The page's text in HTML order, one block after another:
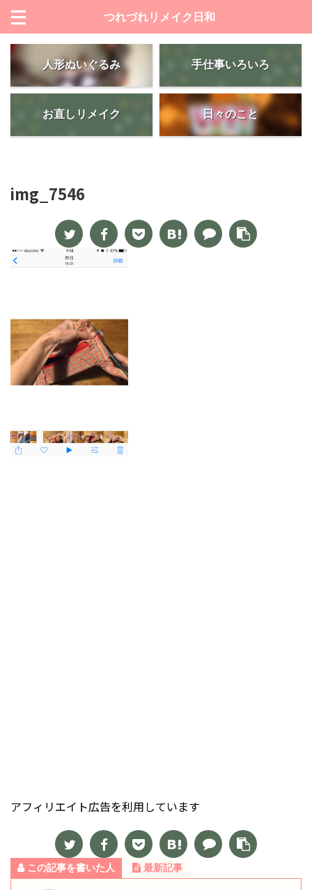
つれづれリメイク日和
人形ぬいぐるみ 手仕事いろいろ
お直しリメイク 日々のこと
img_7546
アフィリエイト広告を利用しています
この記事を書いた人 最新記事